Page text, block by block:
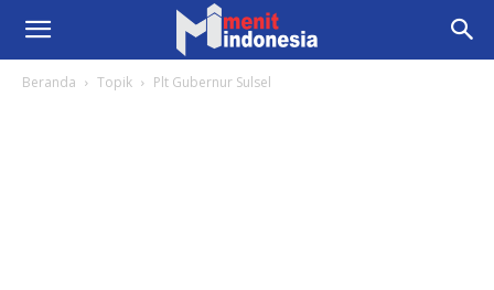
Beranda Topik Plt Gubernur Sulsel